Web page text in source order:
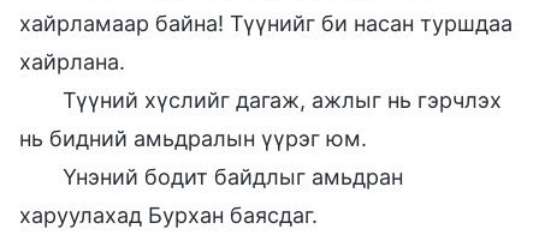
хайрламаар байна! Түүнийг би насан туршдаа
хайрлана.
Түүний хүслийг дагаж, ажлыг нь гэрчлэх
нь бидний амьдралын үүрэг юм.
Үнэний бодит байдлыг амьдран
харуулахад Бурхан баясдаг.